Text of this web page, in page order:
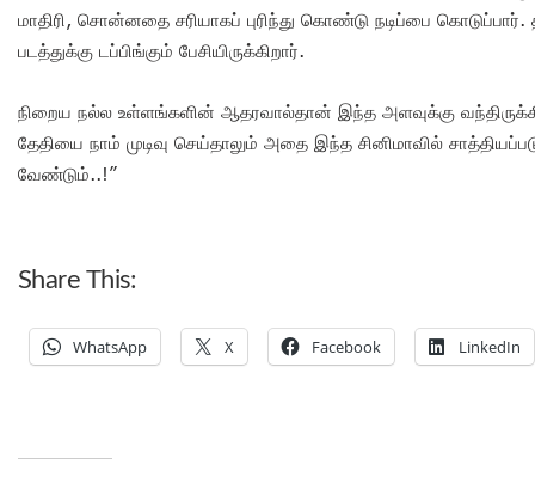
மாதிரி, சொன்னதை சரியாகப் புரிந்து கொண்டு நடிப்பை
படத்துக்கு டப்பிங்கும் பேசியிருக்கிறார்.
நிறைய நல்ல உள்ளங்களின் ஆதரவால்தான் இந்த அளவுக்கு
தேதியை நாம் முடிவு செய்தாலும் அதை இந்த சினிமாவில்
வேண்டும்..!”
Share This:
WhatsApp X Facebook LinkedIn